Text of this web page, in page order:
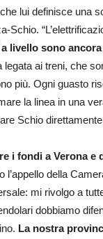
lui definisce una
Schio.
livello sono
legata ai treni, che
più. Ogni guasto
la linea in una
Schio
i fondi a Verona e
l’appello della
mi rivolgo a
dobbiamo
La nostra